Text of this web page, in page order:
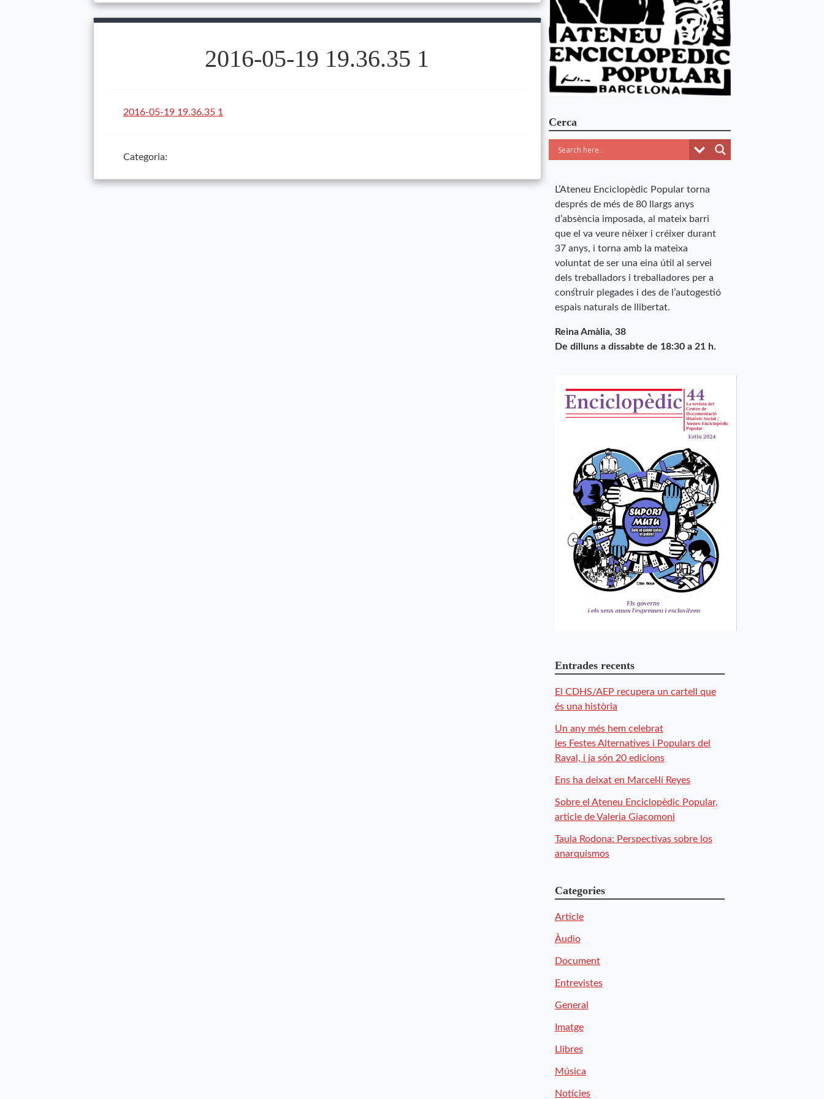
2016-05-19 19.36.35 1
2016-05-19 19.36.35 1
Categoria:
Cerca
L’Ateneu Enciclopèdic Popular torna
després de més de 80 llargs anys
d’absència imposada, al mateix barri
que el va veure nèixer i créixer durant
37 anys, i torna amb la mateixa
voluntat de ser una eina útil al servei
dels treballadors i treballadores per a
construir plegades i des de l’autogestió
espais naturals de llibertat.
Reina Amàlia, 38
De dilluns a dissabte de 18:30 a 21 h.
Entrades recents
El CDHS/AEP recupera un cartell que
és una història
Un any més hem celebrat
les Festes Alternatives i Populars del
Raval, i ja són 20 edicions
Ens ha deixat en Marcel·lí Reyes
Sobre el Ateneu Enciclopèdic Popular,
article de Valeria Giacomoni
Taula Rodona: Perspectivas sobre los
anarquismos
Categories
Article
Àudio
Document
Entrevistes
General
Imatge
Llibres
Música
Notícies